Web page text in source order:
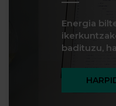
Energia
badituzu,